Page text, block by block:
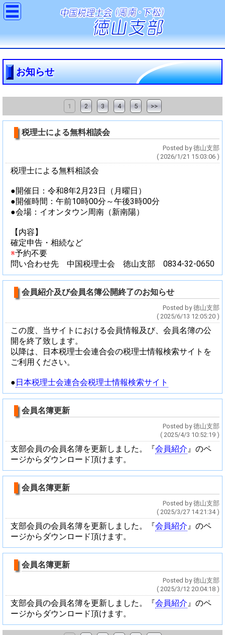
お知らせ
1 2 3 4 5 >>
税理士による無料相談会
Posted by 徳山支部
( 2026/1/21 15:03:06 )
税理士による無料相談会
●開催日：令和8年2月23日（月曜日）
●開催時間：午前10時00分～午後3時00分
●会場：イオンタウン周南（新南陽）
【内容】
確定申告・相続など
※予約不要
問い合わせ先 中国税理士会 徳山支部 0834-32-0650
会員紹介及び会員名簿公開終了のお知らせ
Posted by 徳山支部
( 2025/6/13 12:05:20 )
この度、当サイトにおける会員情報及び、会員名簿の公
開を終了致します。
以降は、日本税理士会連合会の税理士情報検索サイトを
ご利用ください。
● 日本税理士会連合会税理士情報検索サイト
会員名簿更新
Posted by 徳山支部
( 2025/4/3 10:52:19 )
支部会員の会員名簿を更新しました。『会員紹介』のペ
ージからダウンロード頂けます。
会員名簿更新
Posted by 徳山支部
( 2025/3/27 14:21:34 )
支部会員の会員名簿を更新しました。『会員紹介』のペ
ージからダウンロード頂けます。
会員名簿更新
Posted by 徳山支部
( 2025/3/12 20:04:18 )
支部会員の会員名簿を更新しました。『会員紹介』のペ
ージからダウンロード頂けます。